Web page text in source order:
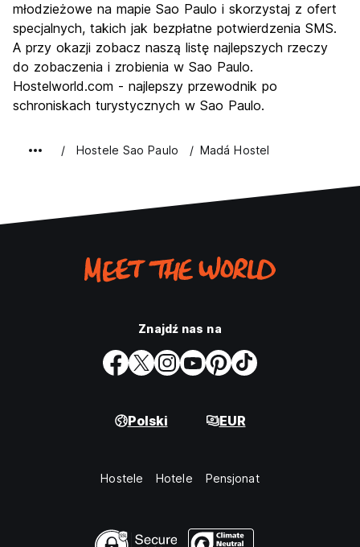
Najlepsza wartość
7.0
młodzieżowe na mapie Sao Paulo i skorzystaj z ofert
specjalnych, takich jak bezpłatne potwierdzenia SMS.
A przy okazji zobacz naszą listę najlepszych rzeczy
do zobaczenia i zrobienia w Sao Paulo.
Hostelworld.com - najlepszy przewodnik po
schroniskach turystycznych w Sao Paulo.
Hostele Sao Paulo Madá Hostel
Znajdź nas na
Polski EUR
Hostele Hotele Pensjonat